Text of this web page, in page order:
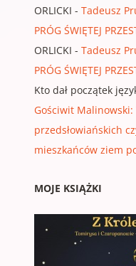
ORLICKI - Tadeusz
PRÓG ŚWIĘTEJ
ORLICKI - Tadeusz
PRÓG ŚWIĘTEJ
Kto dał początek
Gościwit
przedsłowiańskich
mieszkańców ziem
MOJE KSIĄŻKI